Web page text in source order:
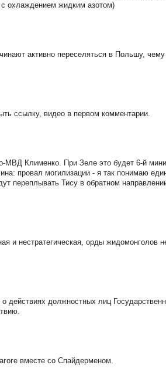
охлаждением жидким азотом)
активно переселяться в Польшу,
ссылку, видео в первом комментарии.
Клименко. При Зеле это будет 6-й
провал могилизации - я так понимаю
переплывать Тису в обратном
и нестратегическая, орды жидомонголов
должностных лиц
вместе со Спайдерменом.